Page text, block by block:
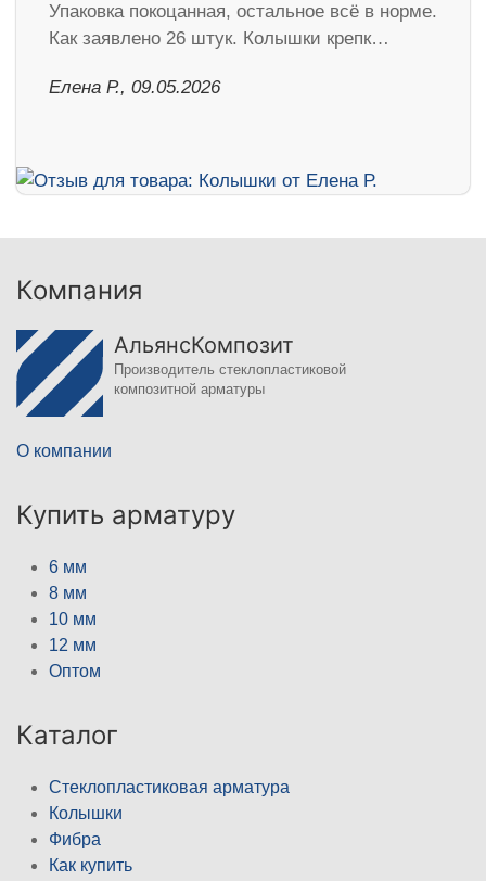
Упаковка покоцанная, остальное всё в норме.
Как заявлено 26 штук. Колышки крепк…
Елена Р., 09.05.2026
Компания
АльянсКомпозит
Производитель стеклопластиковой
композитной арматуры
О компании
Купить арматуру
6 мм
8 мм
10 мм
12 мм
Оптом
Каталог
Стеклопластиковая арматура
Колышки
Фибра
Как купить